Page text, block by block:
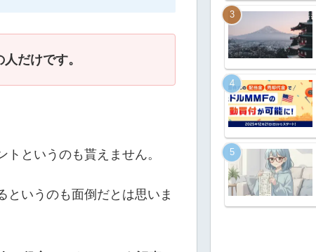
だけです。
というのも貰えません。
というのも面倒だとは思いま